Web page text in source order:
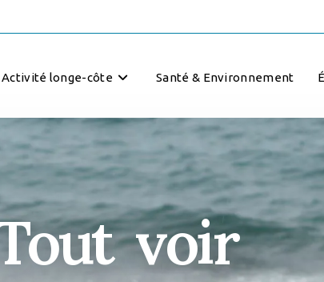
Activité longe-côte Santé & Environnement
voir